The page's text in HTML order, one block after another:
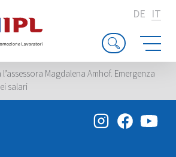
DE IT
l’assessora Magdalena Amhof. Emergenza
salari